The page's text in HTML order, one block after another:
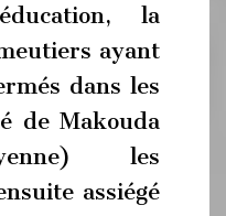
la
ayant
dans les
de Makouda
les
assiégé